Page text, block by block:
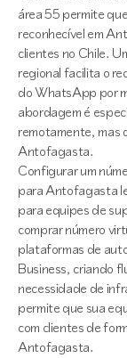
área 55 permite
reconhecível em
clientes no Chile.
regional facilita o
do WhatsApp por
abordagem é
remotamente, mas
Antofagasta.
Configurar um
para Antofagasta
para equipes de
comprar número
plataformas de
Business, criando
necessidade de
permite que sua
com clientes de
Antofagasta.